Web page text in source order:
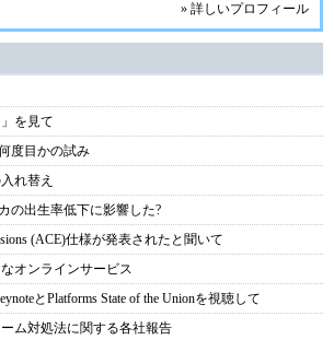
» 詳しいプロフィール
を見て
度目かの試み
れ替え
の出生率低下に影響した?
(ACE)仕様が発表されたと聞いて
オンラインサービス
とPlatforms State of the Unionを視聴して
ム対処法に関する各社報告